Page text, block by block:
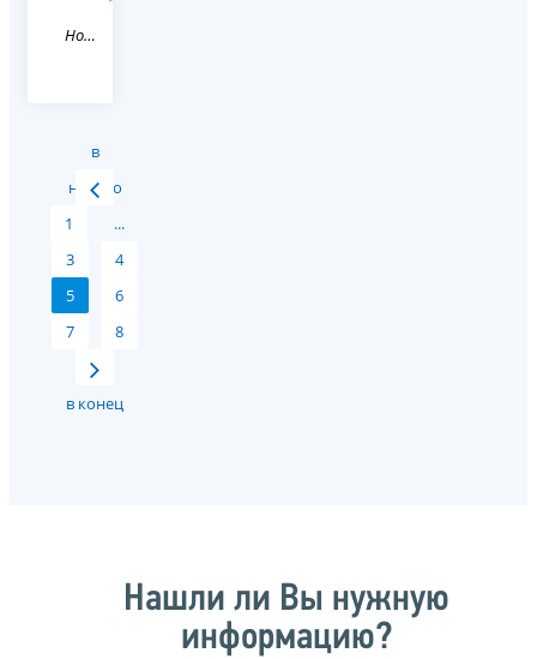
Новость
в
начало
1
...
3
4
5
6
7
8
в конец
Нашли ли Вы нужную
информацию?